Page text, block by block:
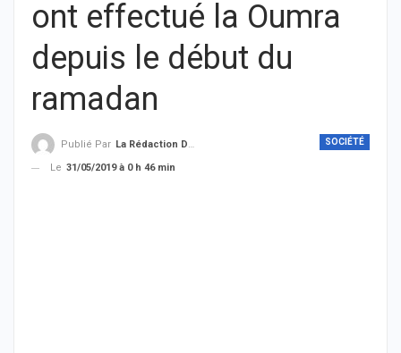
ont effectué la Oumra
depuis le début du
ramadan
SOCIÉTÉ
Publié Par La Rédaction De THIEYSENEGAL.com
Le 31/05/2019 à 0 h 46 min